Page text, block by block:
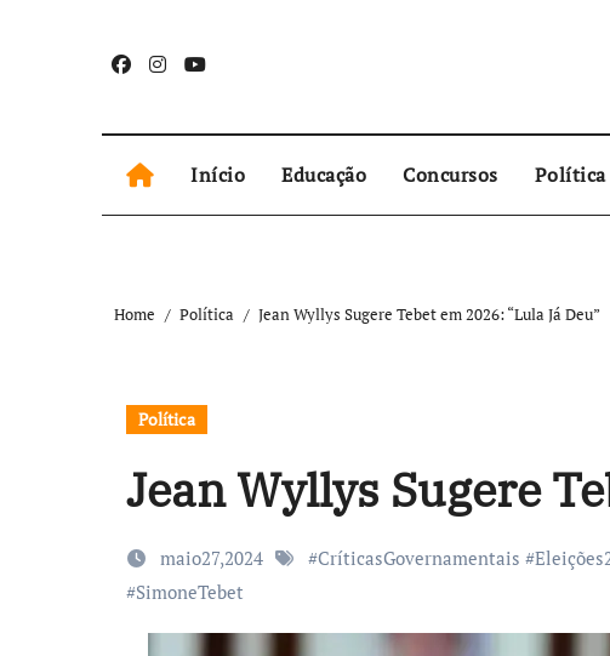
Início Educação Concursos Política
Home Política Jean Wyllys Sugere Tebet em 2026: “Lula Já Deu”
Política
Jean Wyllys Sugere
maio27,2024 #CríticasGovernamentais #
#SimoneTebet